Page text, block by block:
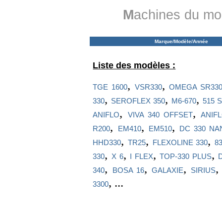
Machines du
Marque/Modèle/Année
Liste des modèles :
TGE 1600, VSR330,OMEGA
330, SEROFLEX 350, M6-670,515
ANIFLO, VIVA 340 OFFSET,
R200, EM410, EM510,
DC 330
HHD330, TR25, FLEXOLINE 330,
330, X 6, I FLEX,TOP-330 PLUS,
340, BOSA 16, GALAXIE, SIRIUS
3300, ...